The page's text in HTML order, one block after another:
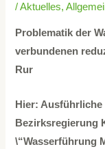
/Aktuelles,
Problematik der
verbundenen
Rur
Hier:
Bezirksregierung
\“Wasserführung